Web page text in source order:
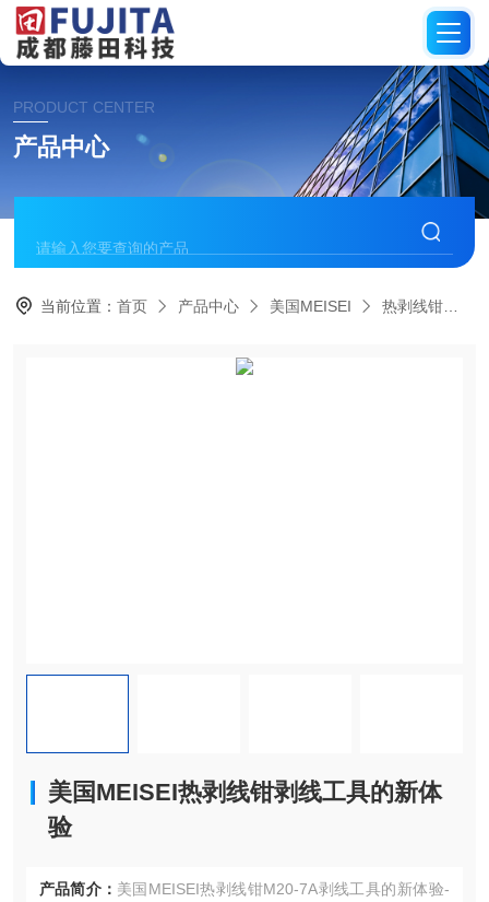
PRODUCT CENTER
产品中心
当前位置：首页 产品中心 美国MEISEI 热剥线钳
美国MEISEI热剥线钳剥线工具的新体
验
产品简介： 美国MEISEI热剥线钳M20-7A剥线工具的新体验-